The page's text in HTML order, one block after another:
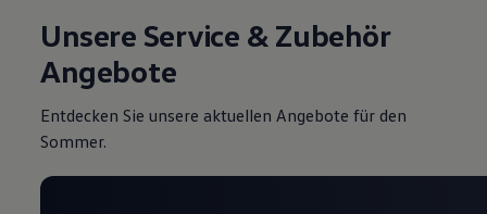
Unsere Service & Zubehör
Angebote
Entdecken Sie unsere aktuellen Angebote für den
Sommer.